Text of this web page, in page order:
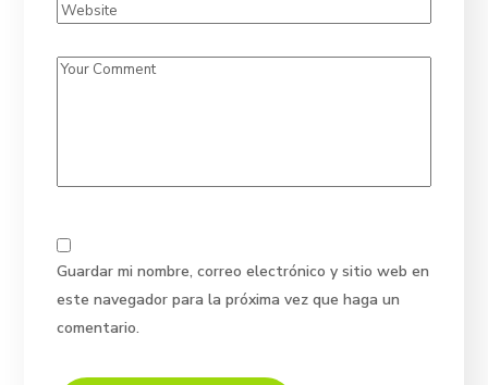
Guardar mi nombre, correo electrónico y sitio web en
este navegador para la próxima vez que haga un
comentario.